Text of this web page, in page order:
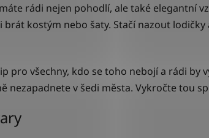
rádi nejen pohodlí, ale také elegantní
kostým nebo šaty. Stačí nazout
pro všechny, kdo se toho nebojí a rádi by
v šedi města. Vykročte tou